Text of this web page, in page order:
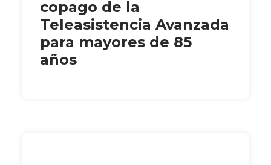
copago de la
Teleasistencia Avanzada
para mayores de 85
años